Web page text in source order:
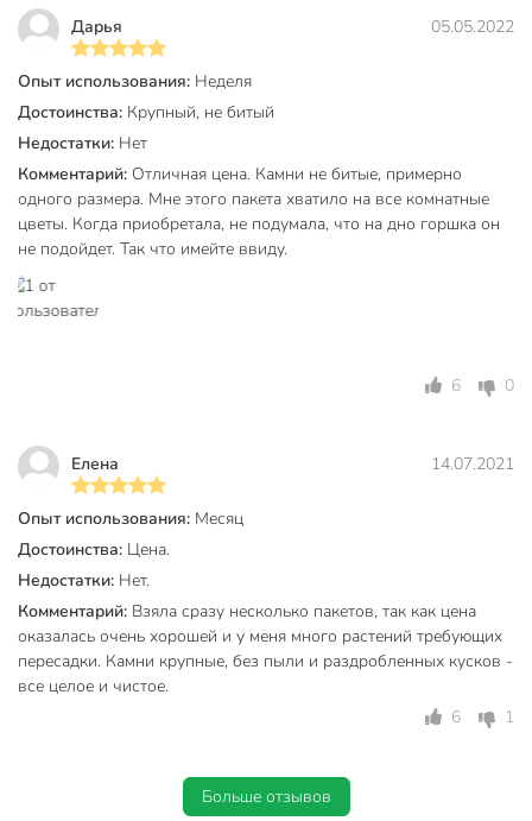
Дарья 05.05.2022
Опыт использования: Неделя
Достоинства: Крупный, не битый
Недостатки: Нет
Комментарий: Отличная цена. Камни не битые, примерно
одного размера. Мне этого пакета хватило на все комнатные
цветы. Когда приобретала, не подумала, что на дно горшка он
не подойдет. Так что имейте ввиду.
6 0
Елена 14.07.2021
Опыт использования: Месяц
Достоинства: Цена.
Недостатки: Нет.
Комментарий: Взяла сразу несколько пакетов, так как цена
оказалась очень хорошей и у меня много растений требующих
пересадки. Камни крупные, без пыли и раздробленных кусков -
все целое и чистое.
6
1
Больше отзывов